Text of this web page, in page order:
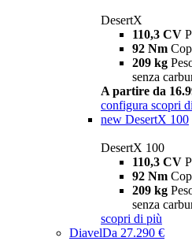
DesertX
110,3 CV
92 Nm
209 kg
senza
A partire da
configura scopri
new DesertX 100
DesertX 100
110,3 CV
92 Nm
209 kg
senza
scopri di più
DiavelDa 27.290 €